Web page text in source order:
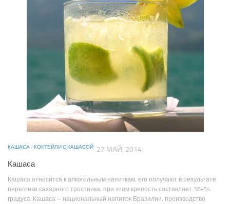
КАШАСА/ КОКТЕЙЛИ С КАШАСОЙ 27 МАЙ, 2014
Кашаса
Кашаса относится к алкогольным напиткам, его получают в результате
перегонки сахарного тростника, при этом крепость составляет 38-54
градуса. Кашаса – национальный напиток Бразилии, производство